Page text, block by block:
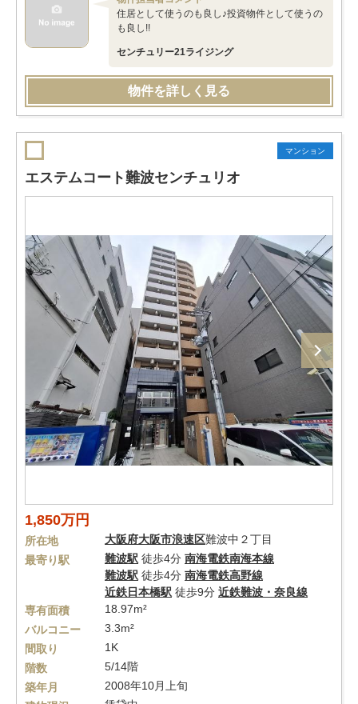
住居として使うのも良し♪投資物件として使うの
も良し!!
センチュリー21ライジング
物件を詳しく見る
マンション
エステムコート難波センチュリオ
1,850万円
所在地 大阪府大阪市浪速区難波中２丁目
最寄り駅
難波駅 徒歩4分 南海電鉄南海本線
難波駅 徒歩4分 南海電鉄高野線
近鉄日本橋駅 徒歩9分 近鉄難波・奈良線
専有面積
18.97m²
バルコニー
3.3m²
間取り
1K
階数
5/14階
築年月
2008年10月上旬